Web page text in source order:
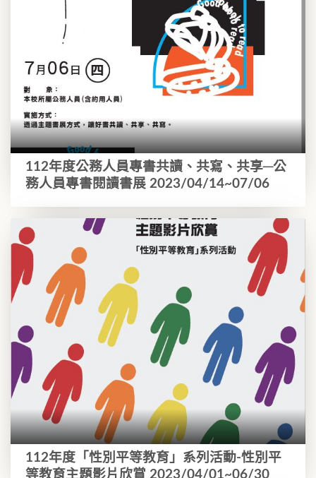
112年度公務人員專書共讀、共寫、共享─公
務人員專書閱讀書展 2023/04/14~07/06
112年度「性別平等教育」系列活動-性別平
等教育主題影片欣賞 2023/04/01~06/30